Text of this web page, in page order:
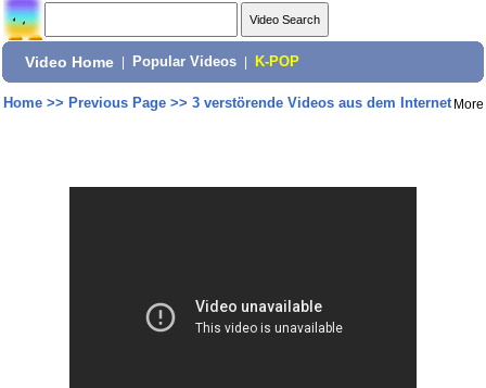
Video Home Popular Videos K-POP
Home>> Previous Page>> 3 verstörende Videos aus dem Internet More